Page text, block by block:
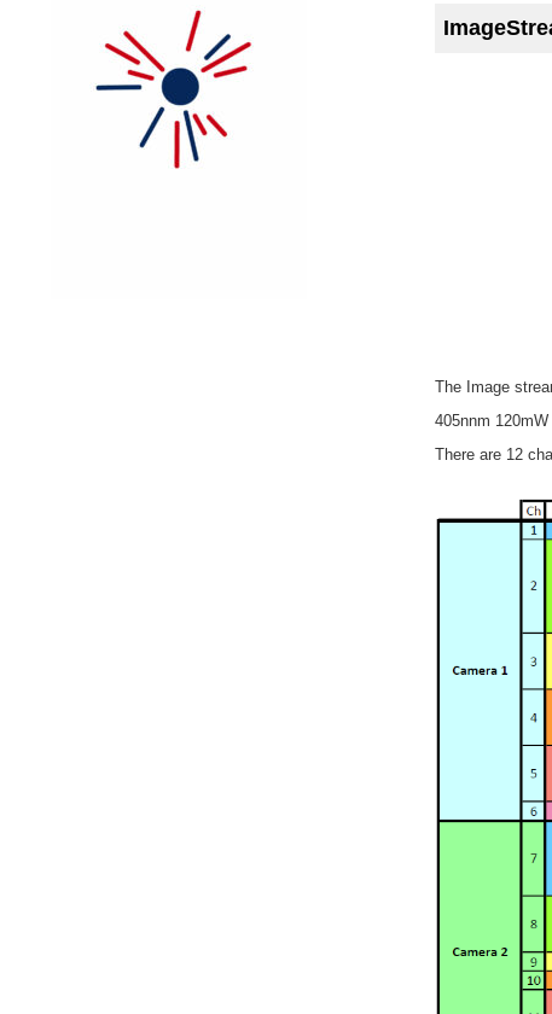
The Image
405nnm
There are 12